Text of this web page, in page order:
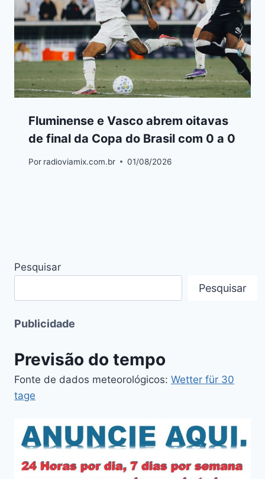
Fluminense e Vasco abrem oitavas
de final da Copa do Brasil com 0 a 0
Por radioviamix.com.br 01/08/2026
Pesquisar
Pesquisar
Publicidade
Previsão do tempo
Fonte de dados meteorológicos: Wetter für 30
tage